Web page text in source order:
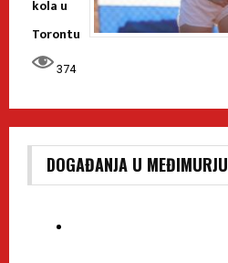
kola u
Torontu
374
DOGAĐANJA U MEĐIMURJU